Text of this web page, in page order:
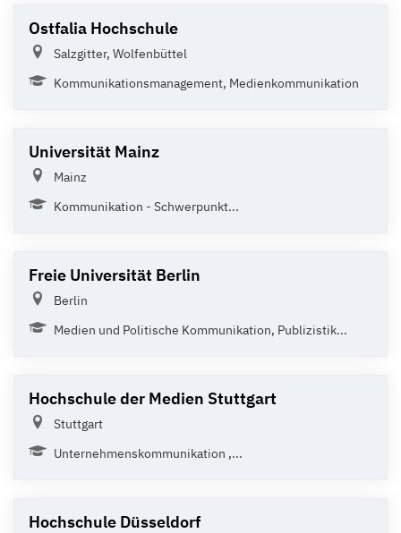
Ostfalia Hochschule
Salzgitter, Wolfenbüttel
Kommunikationsmanagement, Medienkommunikation
Universität Mainz
Mainz
Kommunikation - Schwerpunkt...
Freie Universität Berlin
Berlin
Medien und Politische Kommunikation, Publizistik...
Hochschule der Medien Stuttgart
Stuttgart
Unternehmenskommunikation ,...
Hochschule Düsseldorf